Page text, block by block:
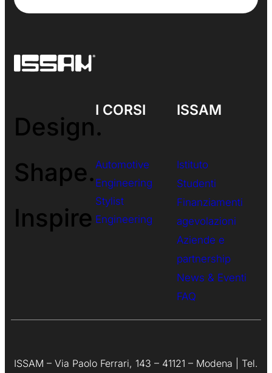
Design.
Shape.
Inspire
I CORSI
Automotive
Engineering
Stylist
Engineering
ISSAM
Istituto
Studenti
Finanziamenti
agevolazioni
Aziende e
partnership
News & Eventi
FAQ
ISSAM – Via Paolo Ferrari, 143 – 41121 – Modena | Tel.